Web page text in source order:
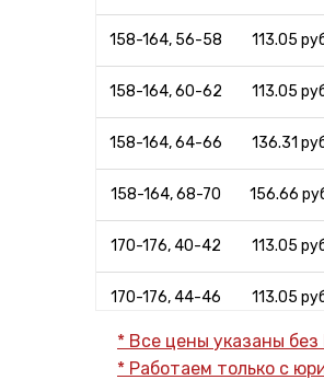
158-164, 56-58 113.05
158-164, 60-62 113.05
158-164, 64-66 136.31
158-164, 68-70 156.66
170-176, 40-42 113.05
170-176, 44-46 113.05
170-176, 48-50 113.05
* Все цены указаны
* Работаем только с